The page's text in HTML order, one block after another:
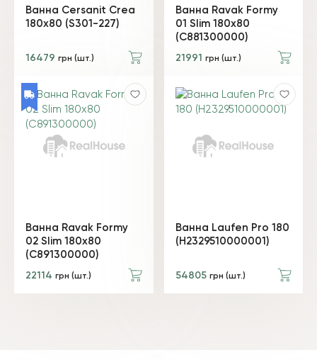
Ванна Cersanit Crea
180x80 (S301-227)
16479 грн (шт.)
Ванна Ravak Formy
01 Slim 180x80
(C881300000)
21991 грн (шт.)
Ванна Ravak Formy
02 Slim 180x80
(C891300000)
22114 грн (шт.)
Ванна Laufen Pro 180
(H2329510000001)
54805 грн (шт.)